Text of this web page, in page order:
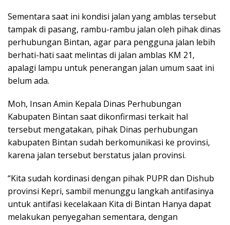
Sementara saat ini kondisi jalan yang amblas tersebut
tampak di pasang, rambu-rambu jalan oleh pihak dinas
perhubungan Bintan, agar para pengguna jalan lebih
berhati-hati saat melintas di jalan amblas KM 21,
apalagi lampu untuk penerangan jalan umum saat ini
belum ada.
Moh, Insan Amin Kepala Dinas Perhubungan
Kabupaten Bintan saat dikonfirmasi terkait hal
tersebut mengatakan, pihak Dinas perhubungan
kabupaten Bintan sudah berkomunikasi ke provinsi,
karena jalan tersebut berstatus jalan provinsi.
“Kita sudah kordinasi dengan pihak PUPR dan Dishub
provinsi Kepri, sambil menunggu langkah antifasinya
untuk antifasi kecelakaan Kita di Bintan Hanya dapat
melakukan penyegahan sementara, dengan